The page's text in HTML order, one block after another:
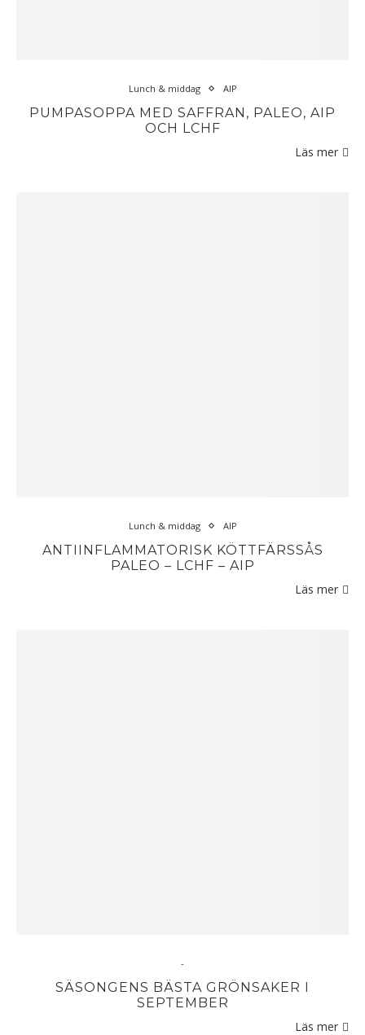
Lunch & middag AIP
PUMPASOPPA MED SAFFRAN, PALEO, AIP
OCH LCHF
Läs mer
Lunch & middag AIP
ANTIINFLAMMATORISK KÖTTFÄRSSÅS
PALEO – LCHF – AIP
Läs mer
-
SÄSONGENS BÄSTA GRÖNSAKER I
SEPTEMBER
Läs mer